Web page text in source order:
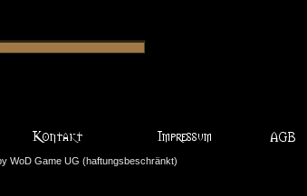
WoD Game UG (haftungsbeschränkt)